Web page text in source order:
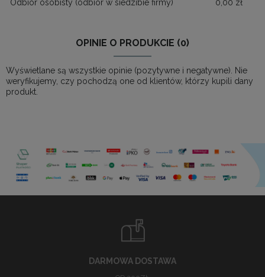
Odbiór osobisty (odbiór w siedzibie firmy) 0,00 zł
OPINIE O PRODUKCIE (0)
Wyświetlane są wszystkie opinie (pozytywne i negatywne). Nie
weryfikujemy, czy pochodzą one od klientów, którzy kupili dany
produkt.
DARMOWA DOSTAWA